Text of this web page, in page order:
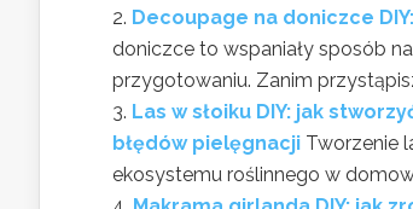
Decoupage na doniczce
doniczce to wspaniały sposób
przygotowaniu. Zanim
Las w słoiku DIY: jak
błędów pielęgnacji Tworzenie
ekosystemu roślinnego w